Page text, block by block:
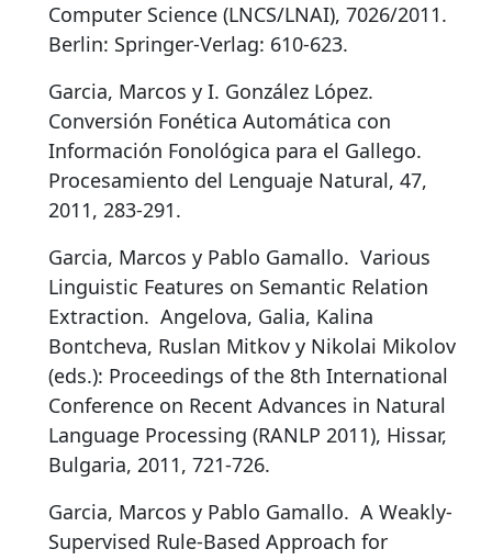
Computer Science (LNCS/LNAI), 7026/2011.
Berlin: Springer-Verlag: 610-623.
Garcia, Marcos y I. González López.
Conversión Fonética Automática con
Información Fonológica para el Gallego.
Procesamiento del Lenguaje Natural, 47,
2011, 283-291.
Garcia, Marcos y Pablo Gamallo. Various
Linguistic Features on Semantic Relation
Extraction. Angelova, Galia, Kalina
Bontcheva, Ruslan Mitkov y Nikolai Mikolov
(eds.): Proceedings of the 8th International
Conference on Recent Advances in Natural
Language Processing (RANLP 2011), Hissar,
Bulgaria, 2011, 721-726.
Garcia, Marcos y Pablo Gamallo. A Weakly-
Supervised Rule-Based Approach for